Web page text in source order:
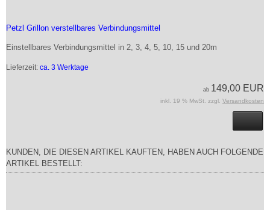
Petzl Grillon verstellbares Verbindungsmittel
Einstellbares Verbindungsmittel in 2, 3, 4, 5, 10, 15 und 20m
Lieferzeit: ca. 3 Werktage
ab 149,00 EUR
inkl. 19 % MwSt. zzgl. Versandkosten
KUNDEN, DIE DIESEN ARTIKEL KAUFTEN, HABEN AUCH FOLGENDE
ARTIKEL BESTELLT: